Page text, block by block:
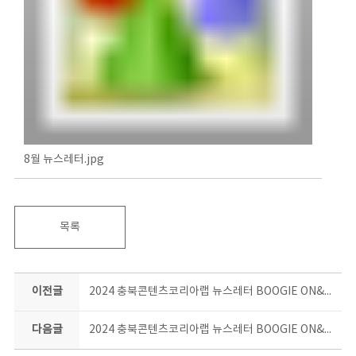
8월 뉴스레터.jpg
목록
이전글 2024 충북콘텐츠코리아랩 뉴스레터 BOOGIE ON&ON 7월호
다음글 2024 충북콘텐츠코리아랩 뉴스레터 BOOGIE ON&ON 9월호